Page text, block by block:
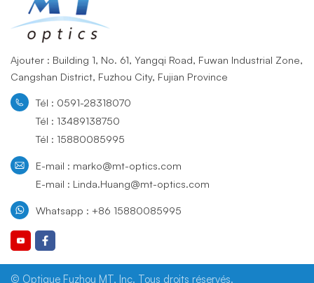
Ajouter : Building 1, No. 61, Yangqi Road, Fuwan Industrial Zone,
Cangshan District, Fuzhou City, Fujian Province
Tél : 0591-28318070
Tél : 13489138750
Tél : 15880085995
E-mail : marko@mt-optics.com
E-mail : Linda.Huang@mt-optics.com
Whatsapp : +86 15880085995
© Optique Fuzhou MT, Inc. Tous droits réservés.